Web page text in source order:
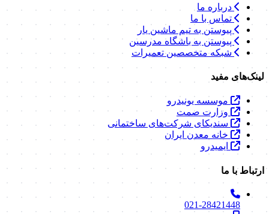
درباره ما
تماس با ما
پیوستن به تیم ماشین یار
پیوستن به باشگاه مدرسین
شبکه متخصصین تعمیرات
لینک‌های مفید
موسسه یونیدرو
وزارت صمت
سندیکای شرکت‌های ساختمانی
خانه معدن ایران
ایمیدرو
ارتباط با ما
021-28421448